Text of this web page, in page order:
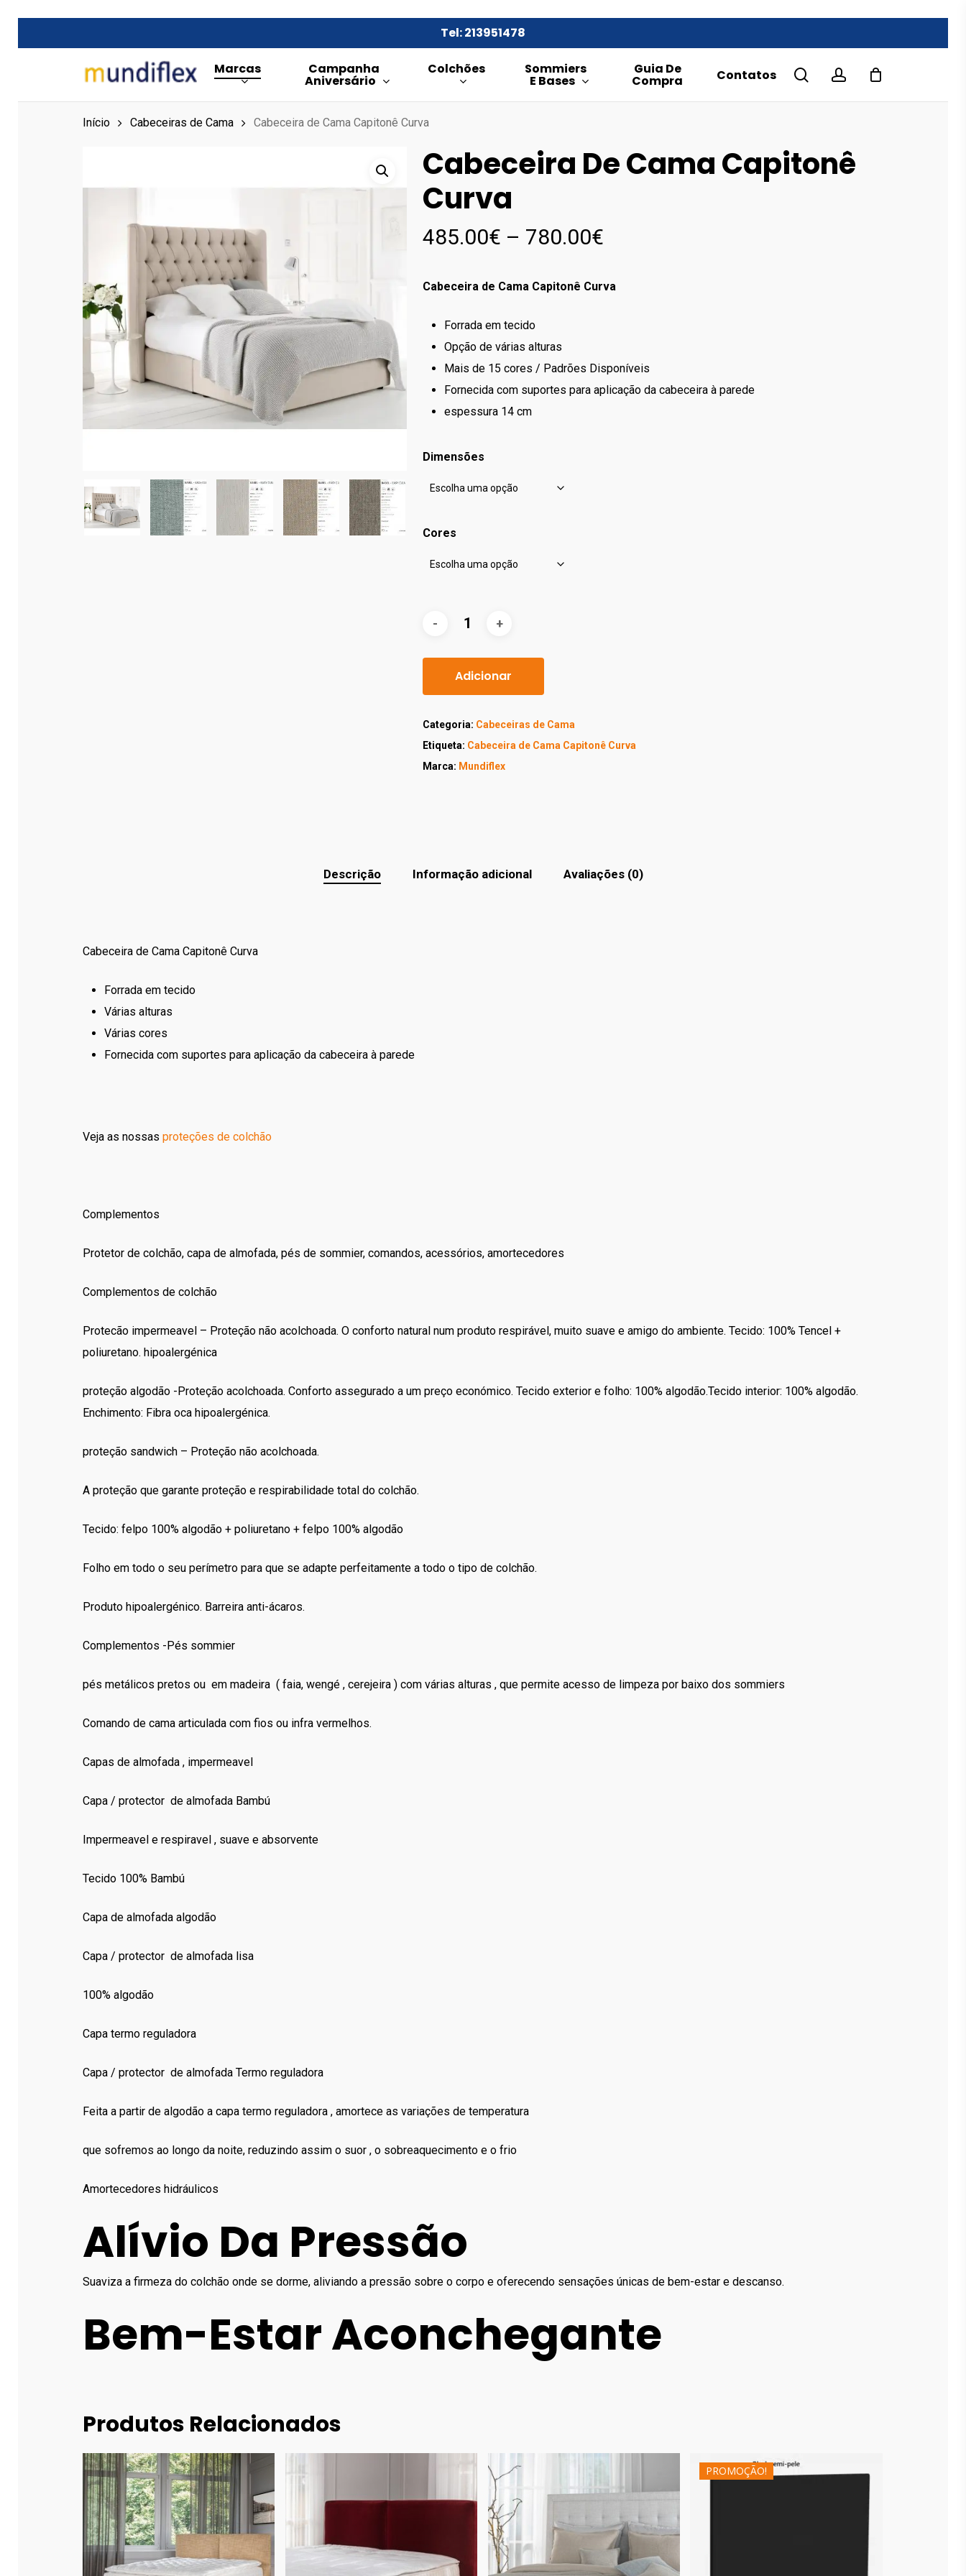
main
Tel: 213951478
Marcas Campanha
Aniversário
Colchões Sommiers
E Bases
Guia De
Compra Contatos searchaccount
Início Cabeceiras de Cama Cabeceira de Cama Capitonê Curva
Cabeceira De Cama Capitonê
Curva
485.00€ – 780.00€
485.00€
Cabeceira de Cama Capitonê Curva
Forrada em tecido
Opção de várias alturas
Mais de 15 cores / Padrões Disponíveis
Fornecida com suportes para aplicação da cabeceira à parede
espessura 14 cm
Dimensões
Cores
Adicionar
Categoria: Cabeceiras de Cama
Etiqueta: Cabeceira de Cama Capitonê Curva
Marca: Mundiflex
Descrição Informação adicional Avaliações (0)
Cabeceira de Cama Capitonê Curva
Forrada em tecido
Várias alturas
Várias cores
Fornecida com suportes para aplicação da cabeceira à parede
Veja as nossas proteções de colchão
Complementos
Protetor de colchão, capa de almofada, pés de sommier, comandos, acessórios, amortecedores
Complementos de colchão
Protecão impermeavel – Proteção não acolchoada. O conforto natural num produto respirável, muito suave e amigo do ambiente. Tecido: 100% Tencel +
poliuretano. hipoalergénica
proteção algodão -Proteção acolchoada. Conforto assegurado a um preço económico. Tecido exterior e folho: 100% algodão.Tecido interior: 100% algodão.
Enchimento: Fibra oca hipoalergénica.
proteção sandwich – Proteção não acolchoada.
A proteção que garante proteção e respirabilidade total do colchão.
Tecido: felpo 100% algodão + poliuretano + felpo 100% algodão
Folho em todo o seu perímetro para que se adapte perfeitamente a todo o tipo de colchão.
Produto hipoalergénico. Barreira anti-ácaros.
Complementos -Pés sommier
pés metálicos pretos ou em madeira ( faia, wengé , cerejeira ) com várias alturas , que permite acesso de limpeza por baixo dos sommiers
Comando de cama articulada com fios ou infra vermelhos.
Capas de almofada , impermeavel
Capa / protector de almofada Bambú
Impermeavel e respiravel , suave e absorvente
Tecido 100% Bambú
Capa de almofada algodão
Capa / protector de almofada lisa
100% algodão
Capa termo reguladora
Capa / protector de almofada Termo reguladora
Feita a partir de algodão a capa termo reguladora , amortece as variações de temperatura
que sofremos ao longo da noite, reduzindo assim o suor , o sobreaquecimento e o frio
Amortecedores hidráulicos
Alívio Da Pressão
Suaviza a firmeza do colchão onde se dorme, aliviando a pressão sobre o corpo e oferecendo sensações únicas de bem-estar e descanso.
Bem-Estar Aconchegante
Produtos Relacionados
325.00 € 525.00€ 395.00 650.00€
PROMOÇÃO!